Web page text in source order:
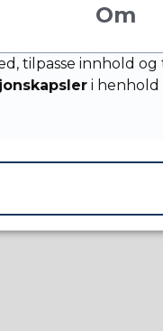
.
Kjersti
på telefon: 975
Om
tilpasse innhold
i